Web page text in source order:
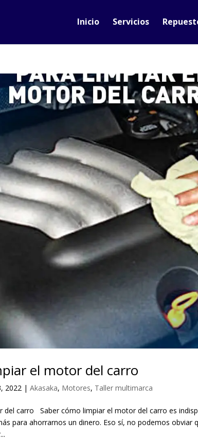
Inicio Servicios
el motor del carro
2022 |Akasaka, Motores, Taller multimarca
del carro Saber cómo limpiar el motor del carro es
para ahorrarnos un dinero. Eso sí, no podemos obviar